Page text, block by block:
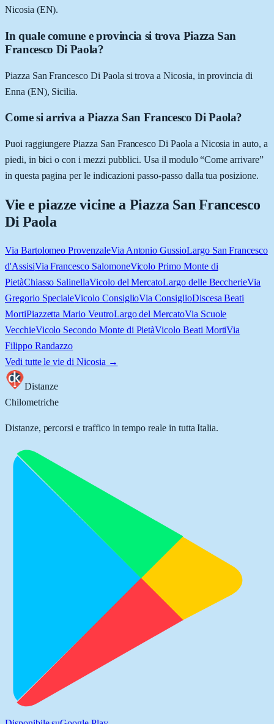
Nicosia (EN).
In quale comune e provincia si trova Piazza San
Francesco Di Paola?
Piazza San Francesco Di Paola si trova a Nicosia, in provincia di
Enna (EN), Sicilia.
Come si arriva a Piazza San Francesco Di Paola?
Puoi raggiungere Piazza San Francesco Di Paola a Nicosia in auto, a
piedi, in bici o con i mezzi pubblici. Usa il modulo “Come arrivare”
in questa pagina per le indicazioni passo-passo dalla tua posizione.
Vie e piazze vicine a Piazza San Francesco
Di Paola
Via Bartolomeo ProvenzaleVia Antonio GussioLargo San Francesco
d'AssisiVia Francesco SalomoneVicolo Primo Monte di
PietàChiasso SalinellaVicolo del MercatoLargo delle BeccherieVia
Gregorio SpecialeVicolo ConsiglioVia ConsiglioDiscesa Beati
MortiPiazzetta Mario VeutroLargo del MercatoVia Scuole
VecchieVicolo Secondo Monte di PietàVicolo Beati MortiVia
Filippo Randazzo
Vedi tutte le vie di Nicosia →
Distanze
Chilometriche
Distanze, percorsi e traffico in tempo reale in tutta Italia.